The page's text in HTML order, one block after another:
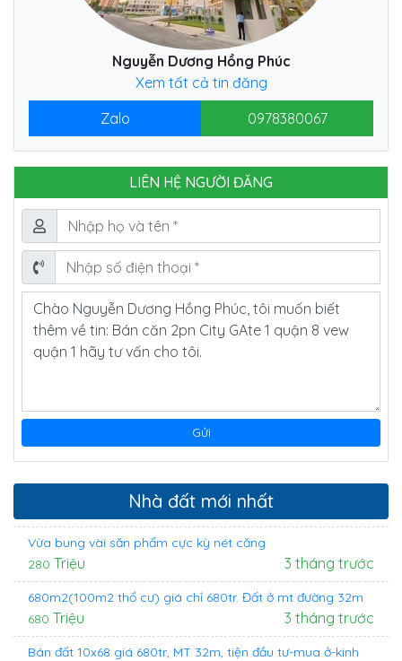
Nguyễn Dương Hồng Phúc
Xem tất cả tin đăng
Zalo
0978380067
LIÊN HỆ NGƯỜI ĐĂNG
Nhà đất mới nhất
Vừa bung vài săn phẩm cực kỳ nét căng
280 Triệu 3 tháng trước
680m2(100m2 thổ cư) giá chỉ 680tr. Đất ở mt đường 32m
680 Triệu 3 tháng trước
Bán đất 10x68 giá 680tr, MT 32m, tiện đầu tư-mua ở-kinh